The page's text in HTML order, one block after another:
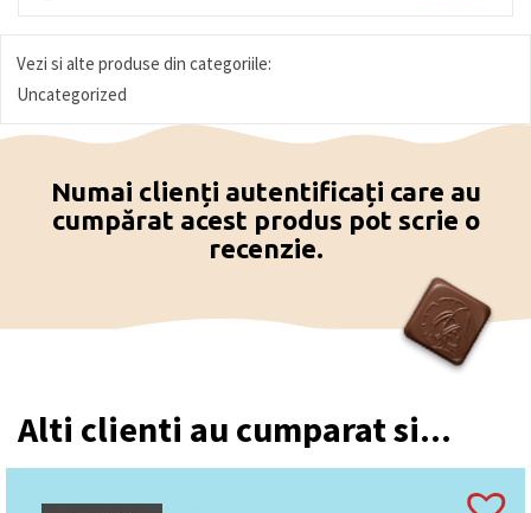
Vezi si alte produse din categoriile:
Uncategorized
Numai clienți autentificați care au
cumpărat acest produs pot scrie o
recenzie.
Alti clienti au cumparat si...